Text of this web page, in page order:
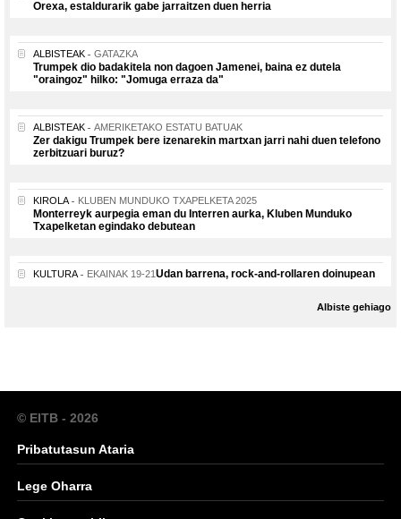
Orexa, estaldurarik gabe jarraitzen duen herria
ALBISTEAK GATAZKA
Trumpek dio badakitela non dagoen Jamenei, baina ez dutela
"oraingoz" hilko: "Jomuga erraza da"
ALBISTEAK AMERIKETAKO ESTATU BATUAK
Zer dakigu Trumpek bere izenarekin martxan jarri nahi duen telefono
zerbitzuari buruz?
KIROLA KLUBEN MUNDUKO TXAPELKETA 2025
Monterreyk aurpegia eman du Interren aurka, Kluben Munduko
Txapelketan egindako debutean
KULTURA EKAINAK 19-21Udan barrena, rock-and-rollaren doinupean
Albiste gehiago
© EITB - 2026
Pribatutasun Ataria
Lege Oharra